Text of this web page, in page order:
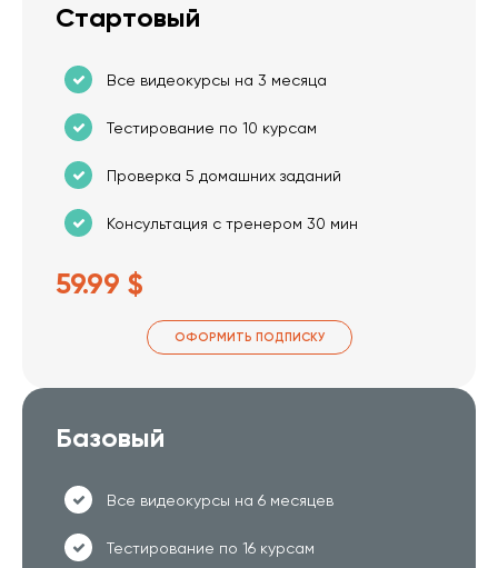
Стартовый
Все видеокурсы на 3 месяца
Тестирование по 10 курсам
Проверка 5 домашних заданий
Консультация с тренером 30 мин
59.99 $
ОФОРМИТЬ ПОДПИСКУ
Базовый
Все видеокурсы на 6 месяцев
Тестирование по 16 курсам